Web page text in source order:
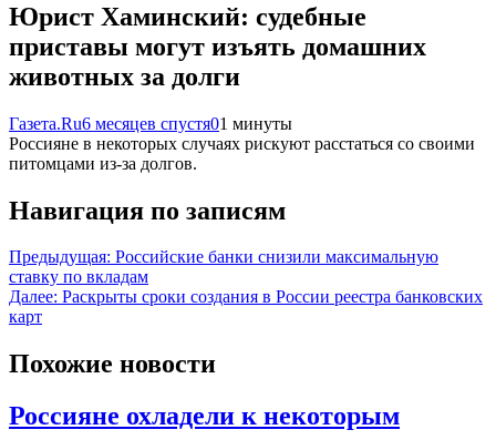
Юрист Хаминский: судебные
приставы могут изъять домашних
животных за долги
Газета.Ru6 месяцев спустя01 минуты
Россияне в некоторых случаях рискуют расстаться со своими
питомцами из-за долгов.
Навигация по записям
Предыдущая: Российские банки снизили максимальную
ставку по вкладам
Далее: Раскрыты сроки создания в России реестра банковских
карт
Похожие новости
Россияне охладели к некоторым